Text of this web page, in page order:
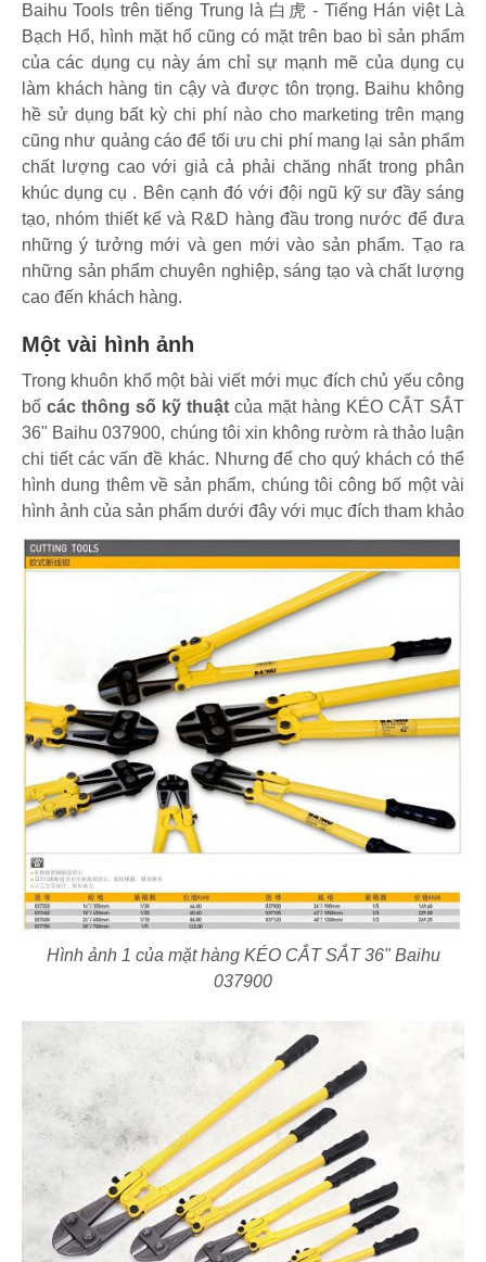
Baihu Tools trên tiếng Trung là 白虎 - Tiếng Hán việt Là
Bạch Hổ, hình mặt hổ cũng có mặt trên bao bì sản phẩm
của các dụng cụ này ám chỉ sự mạnh mẽ của dụng cụ
làm khách hàng tin cậy và được tôn trọng. Baihu không
hề sử dụng bất kỳ chi phí nào cho marketing trên mạng
cũng như quảng cáo để tối ưu chi phí mang lại sản phẩm
chất lượng cao với giả cả phải chăng nhất trong phân
khúc dụng cụ . Bên cạnh đó với đội ngũ kỹ sư đầy sáng
tạo, nhóm thiết kế và R&D hàng đầu trong nước để đưa
những ý tưởng mới và gen mới vào sản phẩm. Tạo ra
những sản phẩm chuyên nghiệp, sáng tạo và chất lượng
cao đến khách hàng.
Một vài hình ảnh
Trong khuôn khổ một bài viết mới mục đích chủ yếu công
bố các thông số kỹ thuật của mặt hàng KÉO CẮT SẮT
36" Baihu 037900, chúng tôi xin không rườm rà thảo luận
chi tiết các vấn đề khác. Nhưng để cho quý khách có thể
hình dung thêm về sản phẩm, chúng tôi công bố một vài
hình ảnh của sản phẩm dưới đây với mục đích tham khảo
Hình ảnh 1 của mặt hàng KÉO CẮT SẮT 36" Baihu
037900